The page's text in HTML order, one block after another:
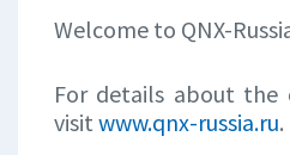
Welcome to QNX-
For details about the
visitwww.qnx-russia.ru.